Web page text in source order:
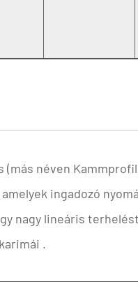
(más néven
ingadozó
nagy lineáris
.